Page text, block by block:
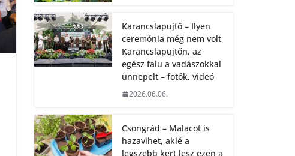
Karancslapujtő – Ilyen
ceremónia még nem volt
Karancslapujtőn, az
egész falu a vadászokkal
ünnepelt – fotók, videó
2026.06.06.
Csongrád – Malacot is
hazavihet, akié a
legszebb kert lesz ezen a